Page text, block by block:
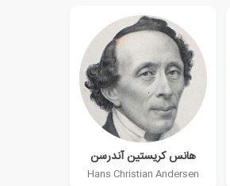
هانس کریستین آندرسن
Hans Christian Andersen